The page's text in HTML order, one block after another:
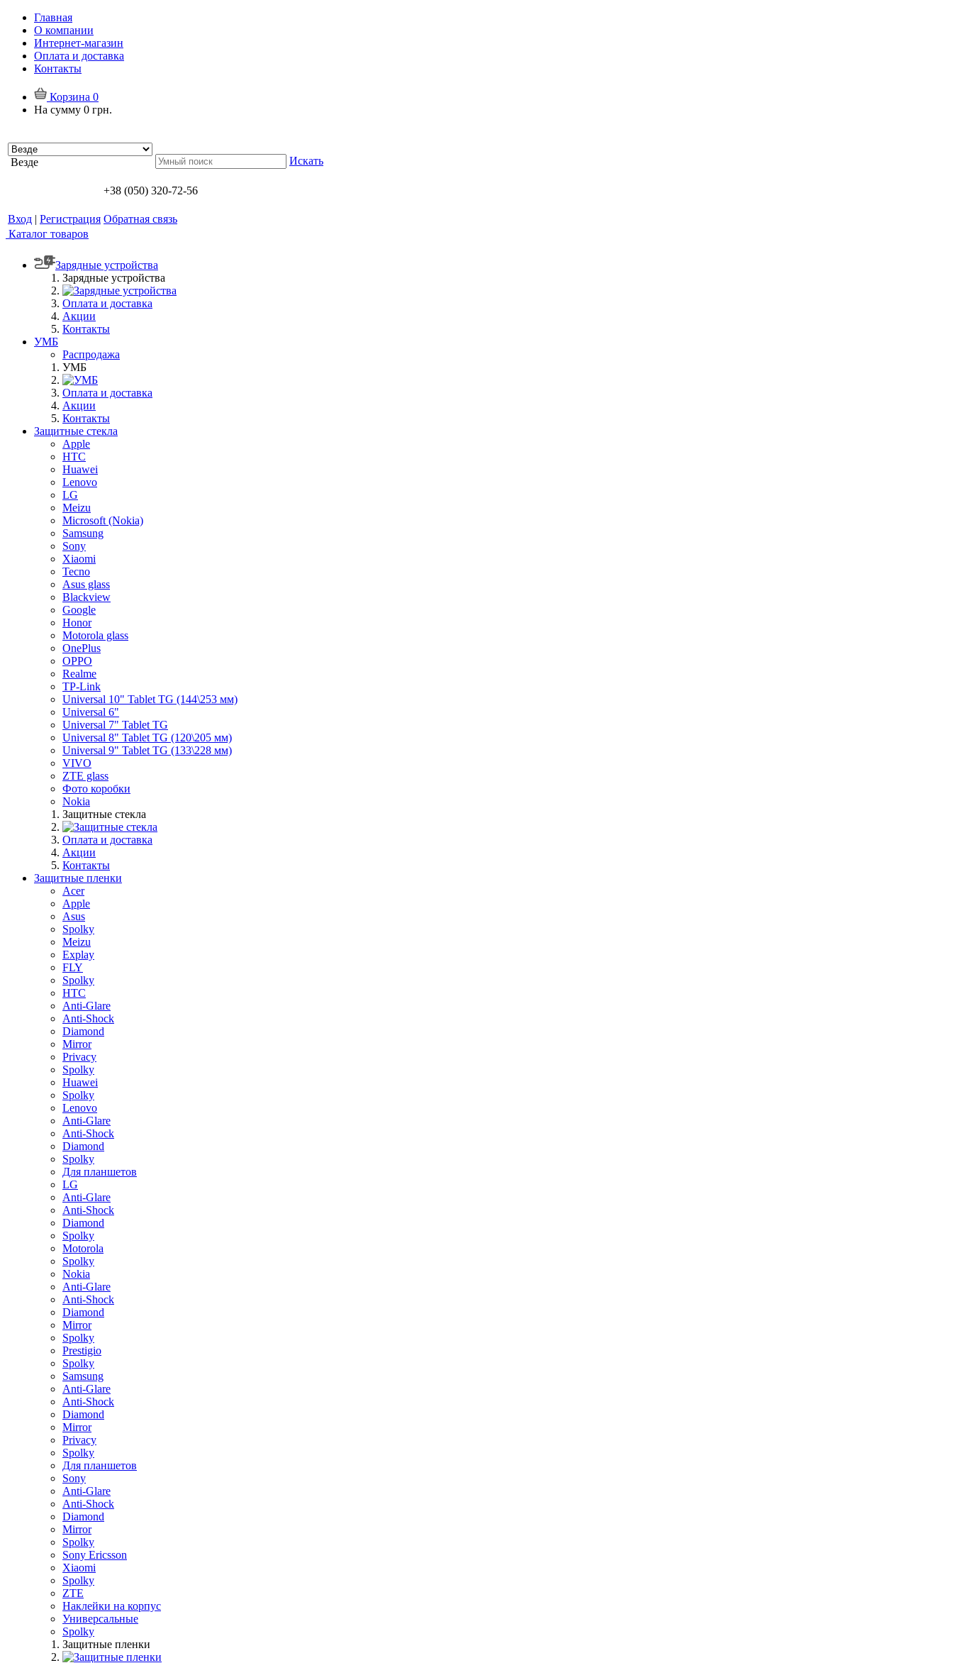
Главная
О компании
Интернет-магазин
Оплата и доставка
Контакты
Корзина 0
На сумму 0 грн.
Везде Искать
+38 (050) 320-72-56
Вход | Регистрация Обратная связь
Каталог товаров
Зарядные устройства
Зарядные устройства
Оплата и доставка
Акции
Контакты
УМБ
Распродажа
УМБ
Оплата и доставка
Акции
Контакты
Защитные стекла
Apple
HTC
Huawei
Lenovo
LG
Meizu
Microsoft (Nokia)
Samsung
Sony
Xiaomi
Tecno
Asus glass
Blackview
Google
Honor
Motorola glass
OnePlus
OPPO
Realme
TP-Link
Universal 10" Tablet TG (144\253 мм)
Universal 6"
Universal 7" Tablet TG
Universal 8" Tablet TG (120\205 мм)
Universal 9" Tablet TG (133\228 мм)
VIVO
ZTE glass
Фото коробки
Nokia
Защитные стекла
Оплата и доставка
Акции
Контакты
Защитные пленки
Acer
Apple
Asus
Spolky
Meizu
Explay
FLY
Spolky
HTC
Anti-Glare
Anti-Shock
Diamond
Mirror
Privacy
Spolky
Huawei
Spolky
Lenovo
Anti-Glare
Anti-Shock
Diamond
Spolky
Для планшетов
LG
Anti-Glare
Anti-Shock
Diamond
Spolky
Motorola
Spolky
Nokia
Anti-Glare
Anti-Shock
Diamond
Mirror
Spolky
Prestigio
Spolky
Samsung
Anti-Glare
Anti-Shock
Diamond
Mirror
Privacy
Spolky
Для планшетов
Sony
Anti-Glare
Anti-Shock
Diamond
Mirror
Spolky
Sony Ericsson
Xiaomi
Spolky
ZTE
Наклейки на корпус
Универсальные
Spolky
Защитные пленки